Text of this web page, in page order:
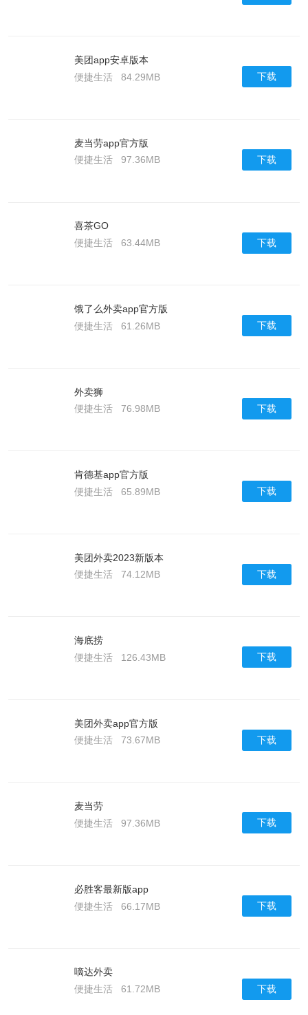
美团app安卓版本
便捷生活
84.29MB 下载
麦当劳app官方版
便捷生活
97.36MB 下载
喜茶GO
便捷生活
63.44MB 下载
饿了么外卖app官方版
便捷生活
61.26MB 下载
外卖狮
便捷生活
76.98MB 下载
肯德基app官方版
便捷生活
65.89MB 下载
美团外卖2023新版本
便捷生活
74.12MB 下载
海底捞
便捷生活
126.43MB 下载
美团外卖app官方版
便捷生活
73.67MB 下载
麦当劳
便捷生活
97.36MB 下载
必胜客最新版app
便捷生活
66.17MB 下载
嘀达外卖
便捷生活
61.72MB 下载